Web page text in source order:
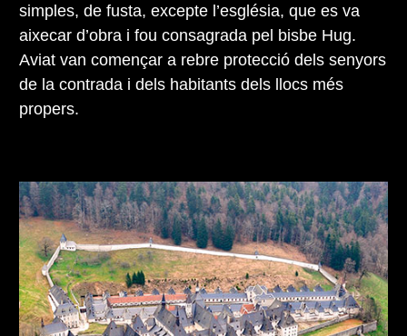
simples, de fusta, excepte l’església, que es va
aixecar d’obra i fou consagrada pel bisbe Hug.
Aviat van començar a rebre protecció dels senyors
de la contrada i dels habitants dels llocs més
propers.